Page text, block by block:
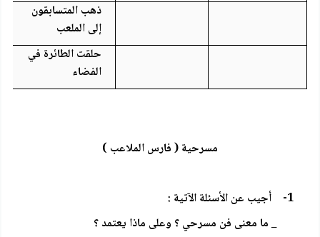
ذهب المتسابقون
إلى الملعب
حلقت الطائرة في
الفضاء
مسرحية ( فارس الملاعب )
_ ما معنى فن مسرحي ؟ وعلى ماذا يعتمد ؟